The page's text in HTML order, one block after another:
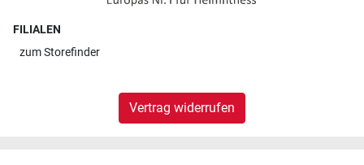
FILIALEN
zumStorefinder
Vertrag widerrufen